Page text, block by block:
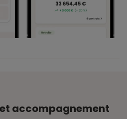
et accompagnement